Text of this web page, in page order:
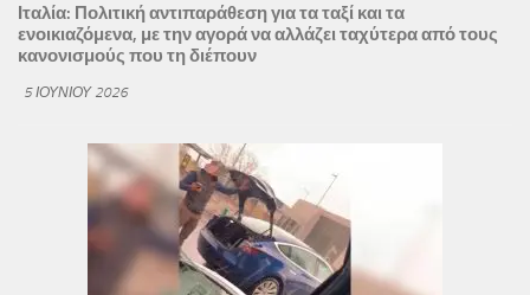
Ιταλία: Πολιτική αντιπαράθεση για τα ταξί και τα
ενοικιαζόμενα, με την αγορά να αλλάζει ταχύτερα από τους
κανονισμούς που τη διέπουν
5 ΙΟΥΝΊΟΥ 2026